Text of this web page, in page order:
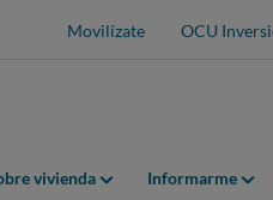
Movilízate OCU
vivienda Informarme